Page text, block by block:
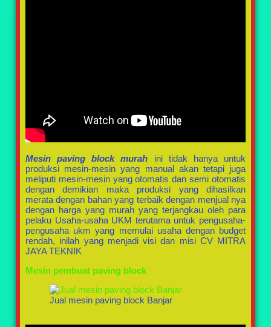
Mesin paving block murah ini tidak hanya untuk
produksi mesin-mesin yang manual akan tetapi juga
meliputi mesin-mesin yang otomatis dan semi otomatis
dengan demikian maka produksi yang dihasilkan
merata dengan bahan yang terbaik dengan menjual nya
dengan harga yang murah yang terjangkau oleh para
pelaku Usaha-usaha UKM terutama untuk pengusaha-
pengusaha ukm yang memulai usaha dengan budget
rendah, inilah yang menjadi visi dan misi CV MITRA
JAYA TEKNIK
Mesin pembuat paving block
Jual mesin paving block Banjar